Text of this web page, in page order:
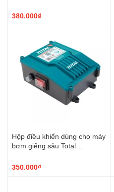
380.000₫
Hộp điều khiển dùng cho máy
bơm giếng sâu Total
350.000₫